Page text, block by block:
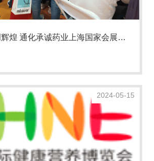
煌 通化承诚药业上海国家会展展
2024-05-15